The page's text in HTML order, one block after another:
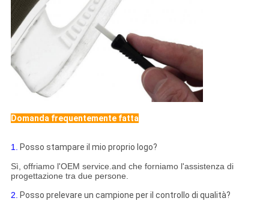
Domanda frequentemente fatta
1.
Posso stampare il mio proprio logo?
Sì, offriamo l'OEM service.and che forniamo l'assistenza di
progettazione tra due persone.
2.
Posso prelevare un campione per il controllo di qualità?